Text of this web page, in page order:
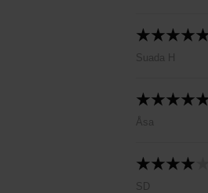
Suada H
Åsa
SD